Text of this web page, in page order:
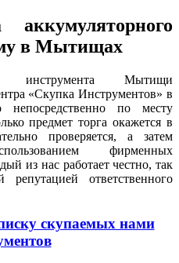
в Мытищах
инструмента Мытищи
«Скупка Инструментов» в
по месту
предмет торга окажется в
проверяется, а затем
фирменных
из нас работает честно, так
ответственного
скупаемых нами